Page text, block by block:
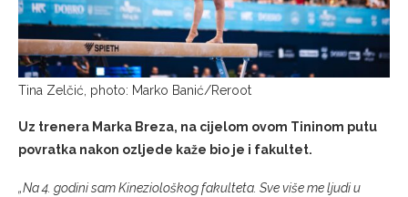
Tina Zelčić, photo: Marko Banić/Reroot
Uz trenera Marka Breza, na cijelom ovom Tininom putu
povratka nakon ozljede kaže bio je i fakultet.
„Na 4. godini sam Kineziološkog fakulteta. Sve više me ljudi u